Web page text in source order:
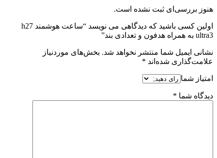
هنوز بررسی‌ای ثبت نشده است.
اولین کسی باشید که دیدگاهی می نویسد “ساعت هوشمند h27
ultra3 به همراه هدفون و تعدادی بند”
نشانی ایمیل شما منتشر نخواهد شد. بخش‌های موردنیاز
علامت‌گذاری شده‌اند *
امتیاز شما
دیدگاه شما *